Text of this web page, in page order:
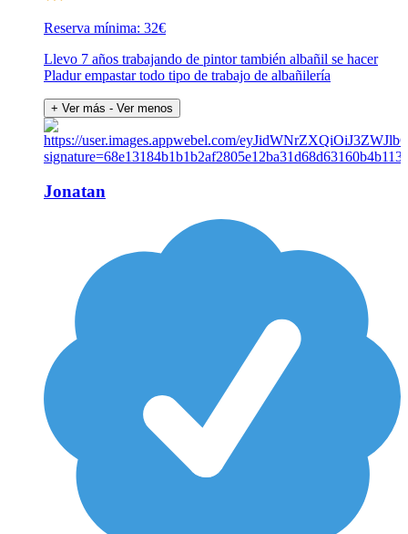
Reserva mínima: 32€
Llevo 7 años trabajando de pintor también albañil se hacer
Pladur empastar todo tipo de trabajo de albañilería
+ Ver más - Ver menos
Jonatan